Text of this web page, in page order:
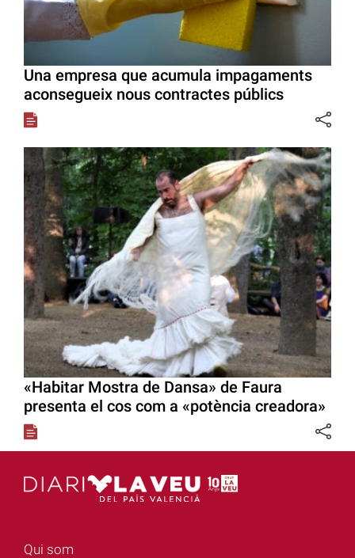
Una empresa que acumula impagaments
aconsegueix nous contractes públics
«Habitar Mostra de Dansa» de Faura
presenta el cos com a «potència creadora»
Qui som